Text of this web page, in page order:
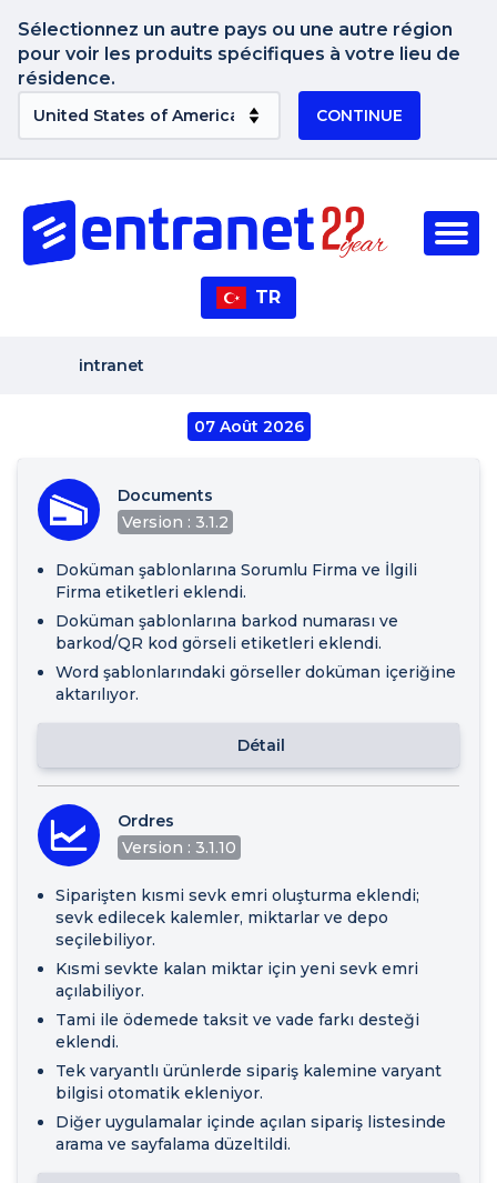
Sélectionnez un autre pays ou une autre région
pour voir les produits spécifiques à votre lieu de
résidence.
CONTINUE
TR
intranet
07 Août 2026
Documents
Version : 3.1.2
Doküman şablonlarına Sorumlu Firma ve İlgili
Firma etiketleri eklendi.
Doküman şablonlarına barkod numarası ve
barkod/QR kod görseli etiketleri eklendi.
Word şablonlarındaki görseller doküman içeriğine
aktarılıyor.
Détail
Ordres
Version : 3.1.10
Siparişten kısmi sevk emri oluşturma eklendi;
sevk edilecek kalemler, miktarlar ve depo
seçilebiliyor.
Kısmi sevkte kalan miktar için yeni sevk emri
açılabiliyor.
Tami ile ödemede taksit ve vade farkı desteği
eklendi.
Tek varyantlı ürünlerde sipariş kalemine varyant
bilgisi otomatik ekleniyor.
Diğer uygulamalar içinde açılan sipariş listesinde
arama ve sayfalama düzeltildi.